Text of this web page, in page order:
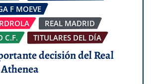
F MOEVE
REAL MADRID
C.F.
TITULARES DEL DÍA
decisión del Real